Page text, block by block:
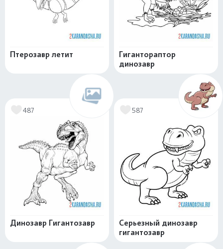
Птерозавр летит
Гигантораптор
динозавр
487
Динозавр Гигантозавр
587
Серьезный динозавр
гигантозавр